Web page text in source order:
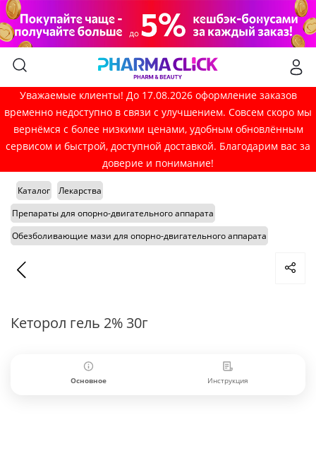
Уважаемые клиенты! До 17.08.2026 оформление заказов
временно недоступно в связи с улучшением. Совсем скоро мы
вернёмся с более низкими ценами, удобным обновлённым
сервисом и быстрой, доступной доставкой. Благодарим вас за
доверие и понимание!
Каталог
Лекарства
Препараты для опорно-двигательного аппарата
Обезболивающие мази для опорно-двигательного аппарата
Кеторол гель 2% 30г
Основное Инструкция